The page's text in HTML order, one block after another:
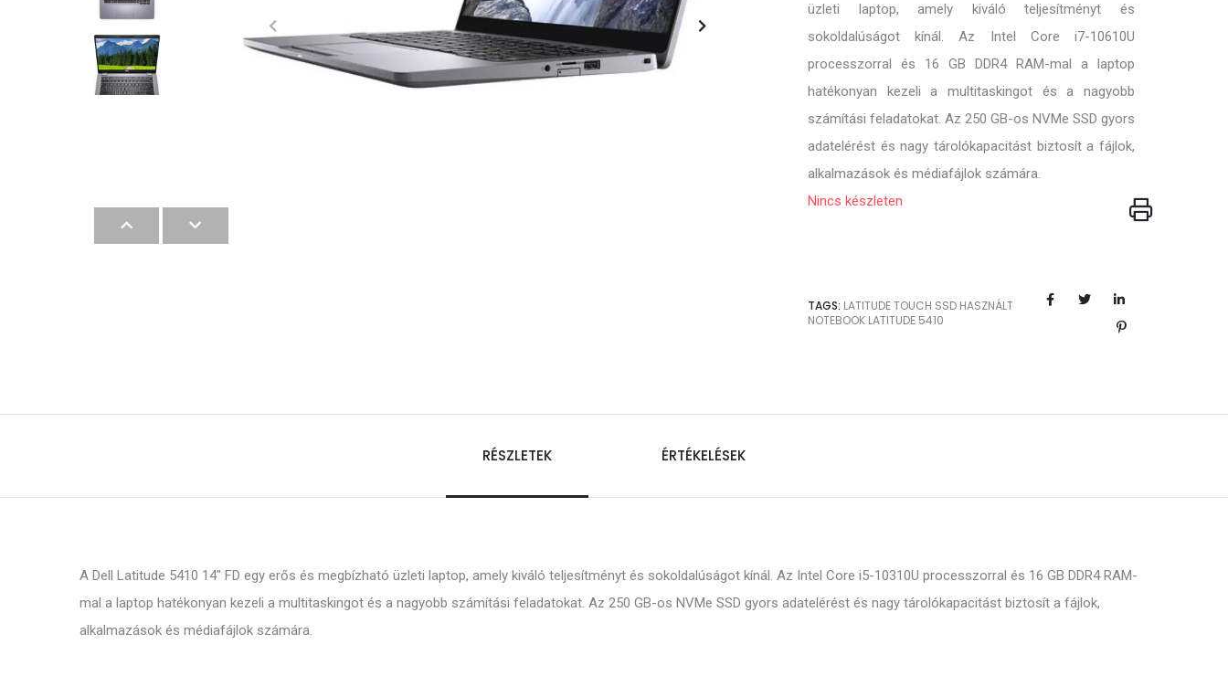
üzleti laptop, amely kiváló teljesítményt és
sokoldalúságot kínál. Az Intel Core i7-10610U
processzorral és 16 GB DDR4 RAM-mal a laptop
hatékonyan kezeli a multitaskingot és a nagyobb
számítási feladatokat. Az 250 GB-os NVMe SSD gyors
adatelérést és nagy tárolókapacitást biztosít a fájlok,
alkalmazások és médiafájlok számára.
Nincs készleten
TAGS: LATITUDETOUCH SSD HASZNÁLT
NOTEBOOK LATITUDE 5410
RÉSZLETEK ÉRTÉKELÉSEK
A Dell Latitude 5410 14" FD egy erős és megbízható üzleti laptop, amely kiváló teljesítményt és sokoldalúságot kínál. Az Intel Core i5-10310U processzorral és 16 GB DDR4 RAM-
mal a laptop hatékonyan kezeli a multitaskingot és a nagyobb számítási feladatokat. Az 250 GB-os NVMe SSD gyors adatelérést és nagy tárolókapacitást biztosít a fájlok,
alkalmazások és médiafájlok számára.